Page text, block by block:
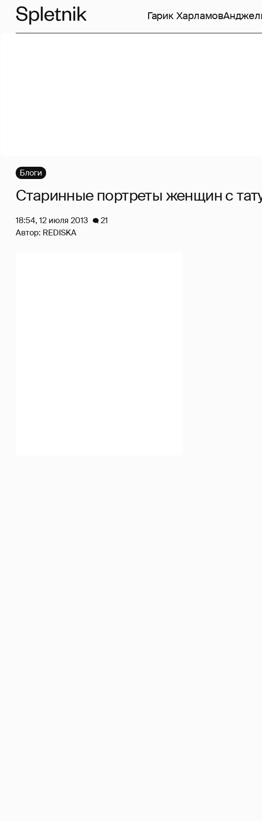
Гарик Харламов
Блоги
Старинные портреты женщин с
18:54, 12 июля 2013
21
Автор: REDISKA